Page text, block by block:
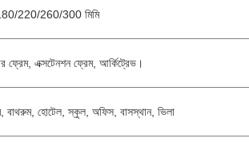
220/260/300 মিমি
ফ্রেম, এক্সটেনশন ফ্রেম, আর্কিট্রেভ।
বাথরুম, হোটেল, স্কুল, অফিস, বাসস্থান, ভিলা